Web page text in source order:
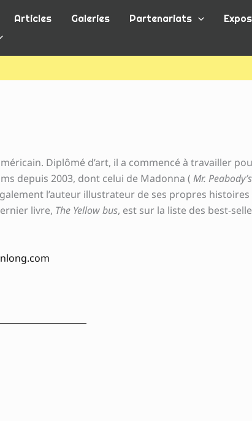
Articles Galeries Partenariats
Diplômé d’art, il a commencé à travailler
depuis 2003, dont celui de Madonna ( Mr. Peabody’s
l’auteur illustrateur de ses propres
livre, The Yellow bus, est sur la liste des best-